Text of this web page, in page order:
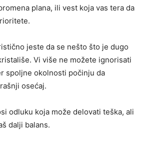
plana, ili vest koja vas tera da
jeste da se nešto što je dugo
Vi više ne možete ignorisati
spoljne okolnosti počinju da
osećaj.
odluku koja može delovati teška, ali
dalji balans.